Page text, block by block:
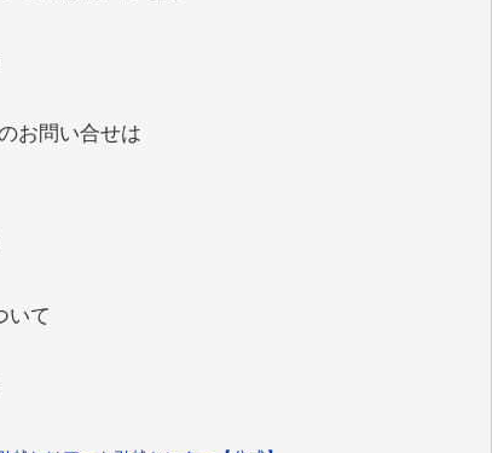
お問い合せは
いて